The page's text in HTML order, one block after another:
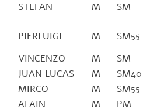
STEFAN M SM
PIERLUIGI M
SM55
VINCENZO M
SM
JUAN LUCAS M
SM40
MIRCO M
SM55
ALAIN M
PM